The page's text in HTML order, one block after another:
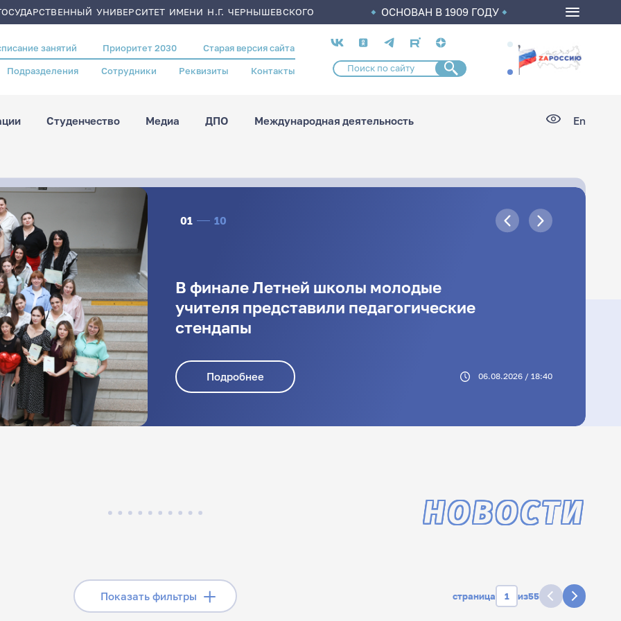
УНИВЕРСИТЕТ ИМЕНИ Н.Г. ЧЕРНЫШЕВСКОГО ОСНОВАН В 1909 ГОДУ
занятий Приоритет 2030 Старая версия сайта
Подразделения Сотрудники Реквизиты Контакты
Социальные
сети
Студенчество Медиа ДПО Международная деятельность En
01 10
В финале Летней школы молодые
учителя представили педагогические
стендапы
Подробнее 06.08.2026 / 18:40
НОВОСТИ
Показать фильтры страница из55